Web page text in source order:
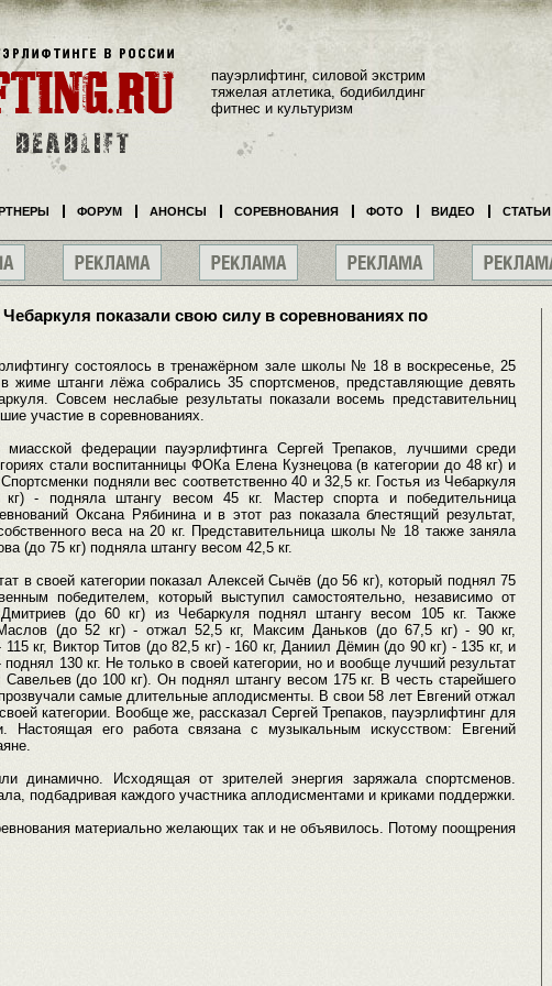
показали свою силу в соревнованиях по
состоялось в тренажёрном зале школы № 18 в воскресенье, 25
жиме штанги лёжа собрались 35 спортсменов, представляющие девять
Совсем неслабые результаты показали восемь представительниц
участие в соревнованиях.
миасской федерации пауэрлифтинга Сергей Трепаков, лучшими среди
стали воспитанницы ФОКа Елена Кузнецова (в категории до 48 кг) и
подняли вес соответственно 40 и 32,5 кг. Гостья из Чебаркуля
- подняла штангу весом 45 кг. Мастер спорта и победительница
Оксана Рябинина и в этот раз показала блестящий результат,
веса на 20 кг. Представительница школы № 18 также заняла
(до 75 кг) подняла штангу весом 42,5 кг.
в своей категории показал Алексей Сычёв (до 56 кг), который поднял 75
победителем, который выступил самостоятельно, независимо от
(до 60 кг) из Чебаркуля поднял штангу весом 105 кг. Также
(до 52 кг) - отжал 52,5 кг, Максим Даньков (до 67,5 кг) - 90 кг,
кг, Виктор Титов (до 82,5 кг) - 160 кг, Даниил Дёмин (до 90 кг) - 135 кг, и
130 кг. Не только в своей категории, но и вообще лучший результат
Савельев (до 100 кг). Он поднял штангу весом 175 кг. В честь старейшего
самые длительные аплодисменты. В свои 58 лет Евгений отжал
категории. Вообще же, рассказал Сергей Трепаков, пауэрлифтинг для
Настоящая его работа связана с музыкальным искусством: Евгений
динамично. Исходящая от зрителей энергия заряжала спортсменов.
подбадривая каждого участника аплодисментами и криками поддержки.
материально желающих так и не объявилось. Потому поощрения
пауэрлифтинг, силовой экстрим
тяжелая атлетика, бодибилдинг
фитнес и культуризм
ФОРУМ АНОНСЫ СОРЕВНОВАНИЯ ФОТО ВИДЕО СТАТЬИ